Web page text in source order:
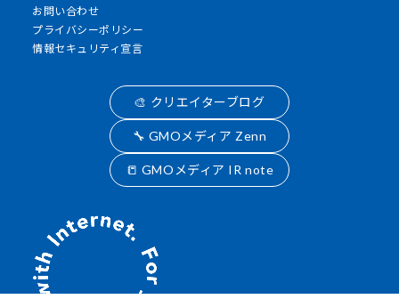
お問い合わせ
プライバシーポリシー
情報セキュリティ宣言
🎨 クリエイターブログ
🔧 GMOメディア Zenn
📒 GMOメディア IR note